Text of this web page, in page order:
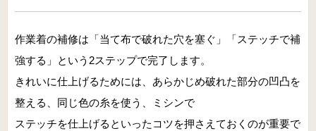
作業着の補修は「当て布で破れた穴を塞ぐ」「ステッチで補
強する」という2ステップで完了します。
きれいに仕上げるためには、あらかじめ破れた部分の凹凸を
整える、同じ色の糸を使う、ミシンで
ステッチを仕上げるといったコツを押さえておくのが重要で